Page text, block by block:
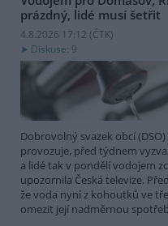
prázdný, lidé musí šetřit
4.8.2026 17:12 (ČTK)
Diskuse: 9
Dobrovolný svazek obcí
provozuje, před týdnem
a lidé tak v pondělí vodojem
upozornila Česká televize.
že voda nyní z kohoutků ve
omezit její nadměrnou